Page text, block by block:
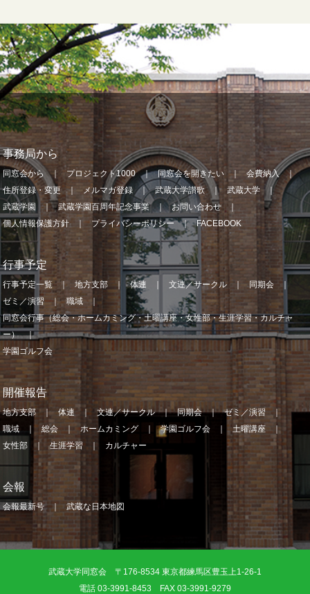
事務局から
同窓会から プロジェクト1000 同窓会を開きたい
会費納入
住所登録・変更
メルマガ登録 武蔵大学讃歌
武蔵大学
武蔵学園
武蔵学園百周年記念事業
お問い合わせ
個人情報保護方針
プライバシーポリシー FACEBOOK
行事予定
行事予定一覧 地方支部 体連 文連／サークル
同期会
ゼミ／演習
職域
同窓会行事（総会・ホームカミング・土曜講座・女性部・生涯学習・カルチャ
ー）
学園ゴルフ会
開催報告
地方支部 体連 文連／サークル 同期会
ゼミ／演習
職域
総会 ホームカミング 学園ゴルフ会
土曜講座
女性部
生涯学習 カルチャー
会報
会報最新号 武蔵な日本地図
武蔵大学同窓会 〒176-8534 東京都練馬区豊玉上1-26-1
電話 03-3991-8453 FAX 03-3991-9279